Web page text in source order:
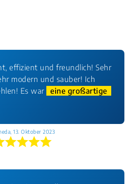
effizient und freundlich! Sehr
modern und sauber! Ich
Es war
eine großartige
13. Oktober 2023